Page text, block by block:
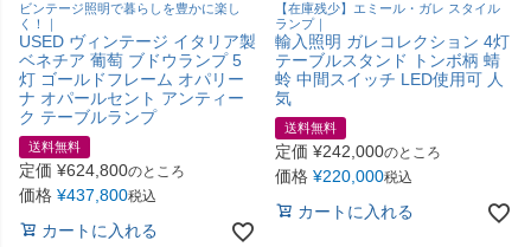
ビンテージ照明で暮らしを豊かに楽し
く！｜
USED ヴィンテージ イタリア製
ベネチア 葡萄 ブドウランプ 5
灯 ゴールドフレーム オパリー
ナ オパールセント アンティー
ク テーブルランプ
送料無料
定価 ¥624,800のところ
価格 ¥437,800税込
カートに入れる
【在庫残少】エミール・ガレ スタイル
ランプ｜
輸入照明 ガレコレクション 4灯
テーブルスタンド トンボ柄 蜻
蛉 中間スイッチ LED使用可 人
気
送料無料
定価 ¥242,000のところ
価格 ¥220,000税込
カートに入れる